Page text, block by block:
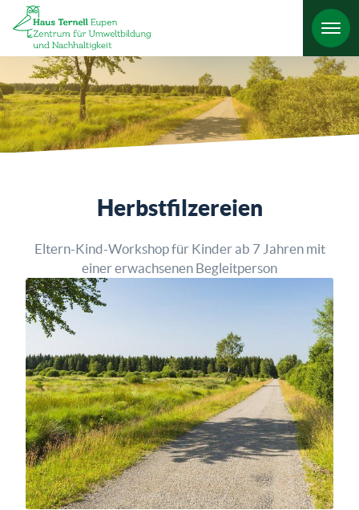
Herbstfilzereien
Eltern-Kind-Workshop für Kinder ab 7 Jahren mit
einer erwachsenen Begleitperson